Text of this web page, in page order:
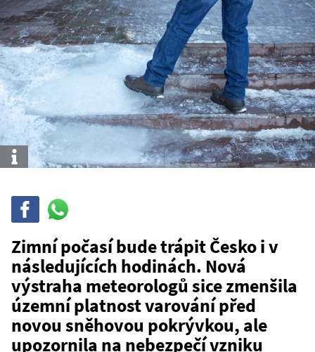
Info
Sdílej
WhatsAppu
Zimní počasí bude trápit Česko i v
následujících hodinách. Nová
výstraha meteorologů sice zmenšila
územní platnost varování před
novou sněhovou pokrývkou, ale
upozornila na nebezpečí vzniku